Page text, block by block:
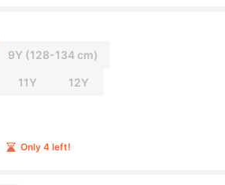
9Y (128-134 cm)
11Y 12Y
Only 4 left!